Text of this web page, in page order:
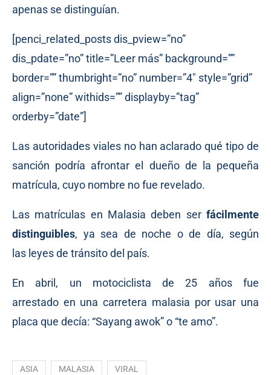
apenas se distinguían.
[penci_related_posts dis_pview=”no”
dis_pdate=”no” title=”Leer más” background=””
border=”” thumbright=”no” number=”4″ style=”grid”
align=”none” withids=”” displayby=”tag”
orderby=”date”]
Las autoridades viales no han aclarado qué tipo de
sanción podría afrontar el dueño de la pequeña
matrícula, cuyo nombre no fue revelado.
Las matrículas en Malasia deben ser fácilmente
distinguibles, ya sea de noche o de día, según
las leyes de tránsitodel país.
En abril, un motociclista de 25 años fue
arrestado en una carretera malasia por usar una
placa que decía: “Sayang awok” o “te amo”.
ASIA MALASIA VIRAL